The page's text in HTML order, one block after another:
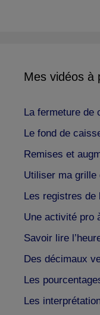
Mes vidéos à
La fermeture de
Le fond de
Remises et
Utiliser ma grille
Les registres de
Une activité pro
Savoir lire
Des décimaux
Les
Les